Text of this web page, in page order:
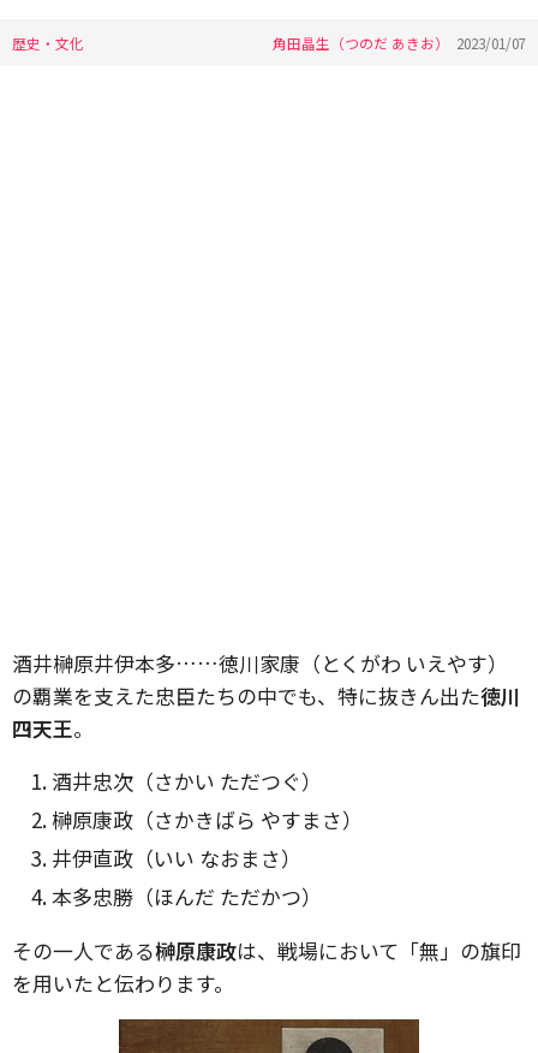
歴史・文化 角田晶生（つのだ あきお） 2023/01/07
酒井榊原井伊本多……徳川家康（とくがわ いえやす）
の覇業を支えた忠臣たちの中でも、特に抜きん出た徳川
四天王。
酒井忠次（さかい ただつぐ）
榊原康政（さかきばら やすまさ）
井伊直政（いい なおまさ）
本多忠勝（ほんだ ただかつ）
その一人である榊原康政は、戦場において「無」の旗印
を用いたと伝わります。